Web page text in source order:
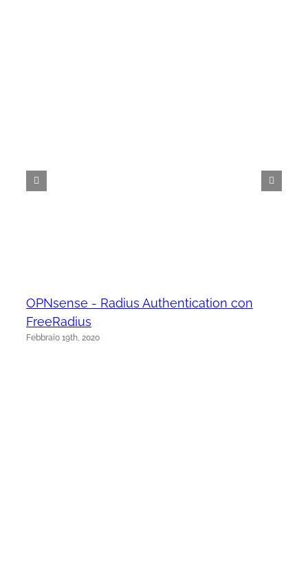
OPNsense - Radius Authentication con
FreeRadius
Febbraio 19th, 2020